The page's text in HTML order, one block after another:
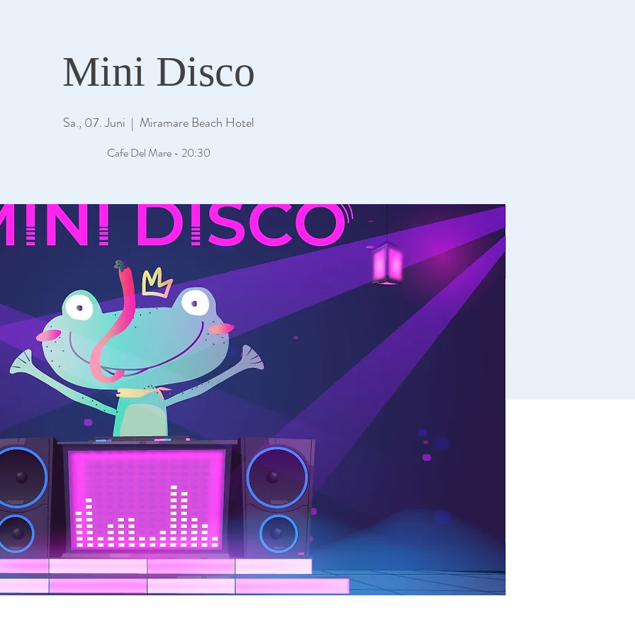
Mini Disco
Sa., 07. Juni
  |
Miramare Beach Hotel
Cafe Del Mare - 20:30